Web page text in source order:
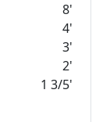
8'
4'
3'
2'
1 3/5'